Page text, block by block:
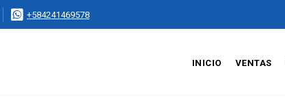
+584241469578
INICIO VENTAS